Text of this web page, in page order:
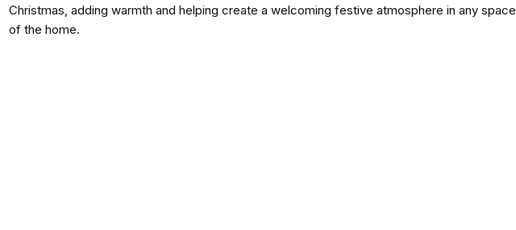
Christmas, adding warmth and helping create a welcoming festive atmosphere in any space
of the home.